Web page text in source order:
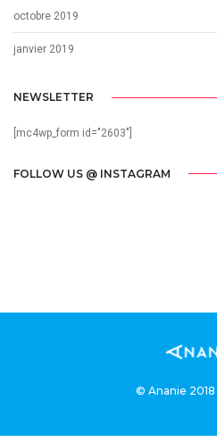
octobre 2019
janvier 2019
NEWSLETTER
[mc4wp_form id="2603"]
FOLLOW US @ INSTAGRAM
© Ananie